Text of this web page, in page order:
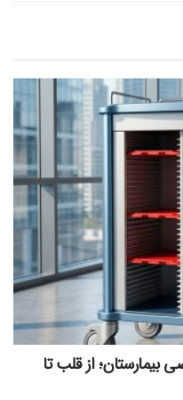
از قلب تا